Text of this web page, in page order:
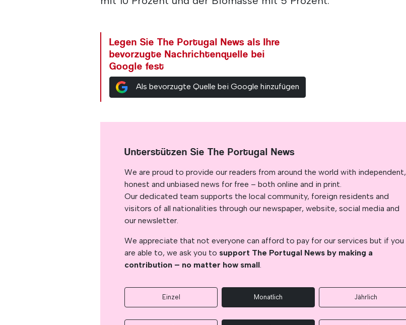
Legen Sie The Portugal News als Ihre
bevorzugte Nachrichtenquelle bei
Google fest
Als bevorzugte Quelle bei Google hinzufügen
Unterstützen Sie The Portugal News
We are proud to provide our readers from around the world with independent,
honest and unbiased news for free – both online and in print.
Our dedicated team supports the local community, foreign residents and
visitors of all nationalities through our newspaper, website, social media and
our newsletter.
We appreciate that not everyone can afford to pay for our services but if you
are able to, we ask you to support The Portugal News by making a
contribution – no matter how small.
Einzel Monatlich Jährlich